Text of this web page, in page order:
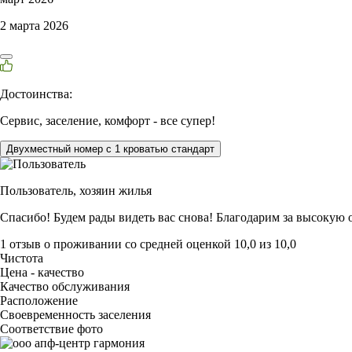
2 марта 2026
Достоинства:
Сервис, заселение, комфорт - все супер!
Двухместный номер с 1 кроватью стандарт
Пользователь, хозяин жилья
Спасибо! Будем рады видеть вас снова! Благодарим за высокую
1 отзыв о проживании со средней оценкой 10,0 из 10,0
Чистота
Цена - качество
Качество обслуживания
Расположение
Своевременность заселения
Соответствие фото